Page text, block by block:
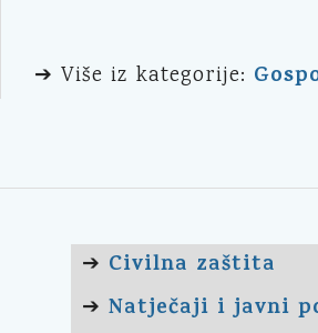
➔ Više iz kategorije:
➔ Civilna zaštita
➔ Natječaji i javni